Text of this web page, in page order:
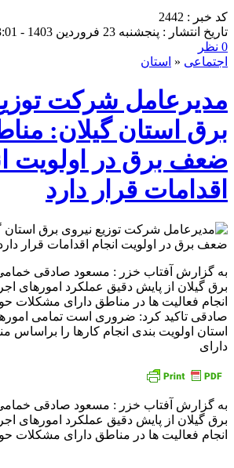
کد خبر : 2442
تاریخ انتشار : پنجشنبه 23 فروردین 1403 - 23:01
0 نظر
اجتماعی « استان
مدیرعامل شرکت
برق استان گیلان:
ضعف برق در اولویت
اقدامات قرار دارد
به گزارش آفتاب خزر : مسعود صادقی
برق گیلان از پایش دقیق عملکرد امورهای
انجام فعالیت ها در مناطق دارای مشکلات
صادقی تاکید کرد: ضروری است تمامی امورها
استان اولویت بندی انجام کارها را براساس
دارای
به گزارش آفتاب خزر : مسعود صادقی
برق گیلان از پایش دقیق عملکرد امورهای
انجام فعالیت ها در مناطق دارای مشکلات